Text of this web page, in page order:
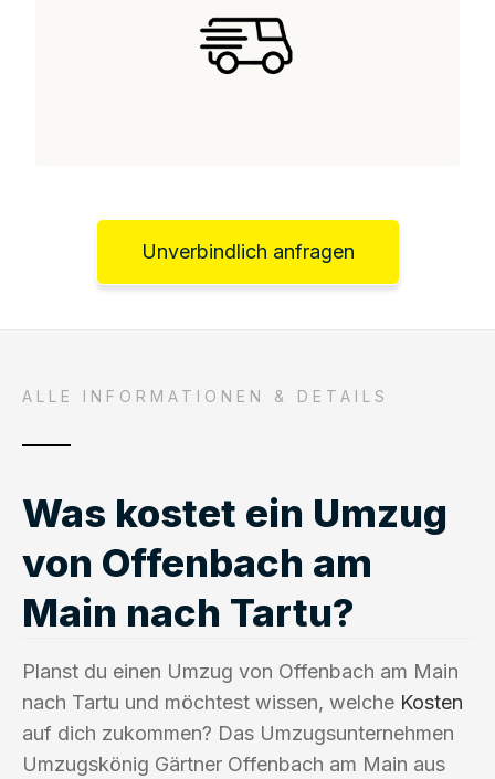
Unverbindlich anfragen
ALLE INFORMATIONEN & DETAILS
Was kostet ein Umzug
von Offenbach am
Main nach Tartu?
Planst du einen Umzug von Offenbach am Main
nach Tartu und möchtest wissen, welche Kosten
auf dich zukommen? Das Umzugsunternehmen
Umzugskönig Gärtner Offenbach am Main aus